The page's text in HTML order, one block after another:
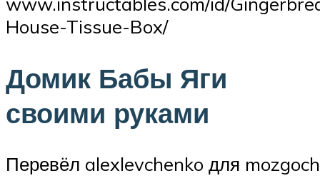
House-Tissue-Box/
Домик Бабы Яги
своими руками
Перевёл alexlevchenko для